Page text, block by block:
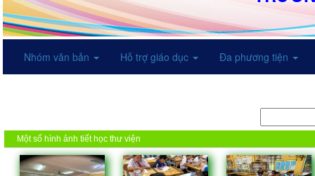
Nhóm văn bản Hỗ trợ giáo dục Đa phương tiện
Một số hình ảnh tiết học thư viện